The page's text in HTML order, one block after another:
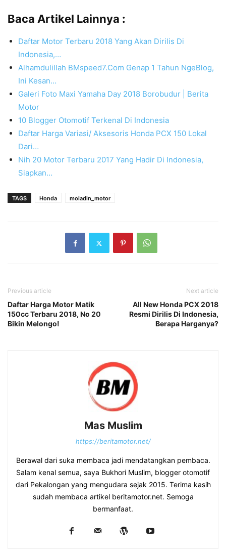
Baca Artikel Lainnya :
Daftar Motor Terbaru 2018 Yang Akan Dirilis Di
Indonesia,…
Alhamdulillah BMspeed7.Com Genap 1 Tahun NgeBlog,
Ini Kesan…
Galeri Foto Maxi Yamaha Day 2018 Borobudur | Berita
Motor
10 Blogger Otomotif Terkenal Di Indonesia
Daftar Harga Variasi/ Aksesoris Honda PCX 150 Lokal
Dari…
Nih 20 Motor Terbaru 2017 Yang Hadir Di Indonesia,
Siapkan…
TAGS Honda moladin_motor
Previous article
Daftar Harga Motor Matik
150cc Terbaru 2018, No 20
Bikin Melongo!
Next article
All New Honda PCX 2018
Resmi Dirilis Di Indonesia,
Berapa Harganya?
Mas Muslim
https://beritamotor.net/
Berawal dari suka membaca jadi mendatangkan pembaca.
Salam kenal semua, saya Bukhori Muslim, blogger otomotif
dari Pekalongan yang mengudara sejak 2015. Terima kasih
sudah membaca artikel beritamotor.net. Semoga
bermanfaat.